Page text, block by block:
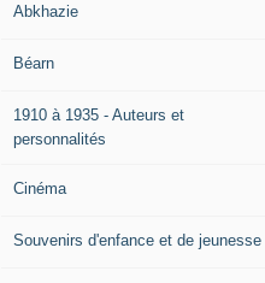
Abkhazie
Béarn
1910 à 1935 - Auteurs et
personnalités
Cinéma
Souvenirs d'enfance et de jeunesse